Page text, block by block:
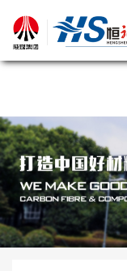
九体育